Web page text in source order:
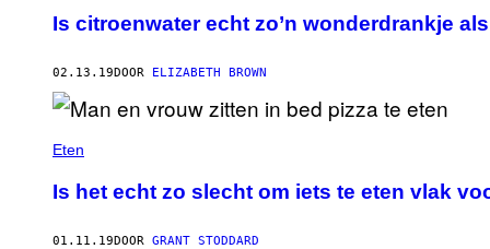
Is citroenwater echt zo’n wonderdrankje
02.13.19DOOR ELIZABETH BROWN
Eten
Is het echt zo slecht om iets te eten vlak
01.11.19DOOR GRANT STODDARD